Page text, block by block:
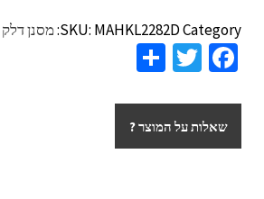
SKU: MAHKL2282DCategory: מסנן דלק
Fa
b
o
T
tt
er
ar
eשאלות על המוצר ?